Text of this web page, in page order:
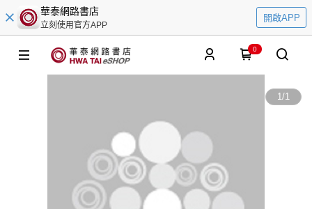
華泰網路書店
立刻使用官方APP
開啟APP
0
1/1